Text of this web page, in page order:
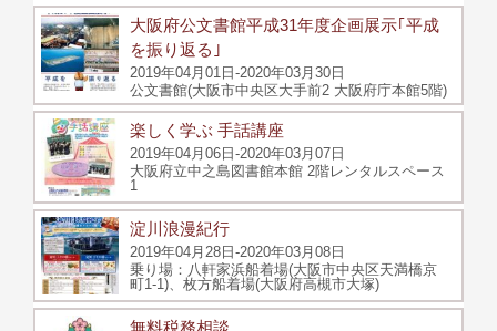
大阪府公文書館平成31年度企画展示｢平成
を振り返る｣
2019年04月01日-2020年03月30日
公文書館(大阪市中央区大手前2 大阪府庁本館5階)
楽しく学ぶ 手話講座
2019年04月06日-2020年03月07日
大阪府立中之島図書館本館 2階レンタルスペース
1
淀川浪漫紀行
2019年04月28日-2020年03月08日
乗り場：八軒家浜船着場(大阪市中央区天満橋京
町1-1)、枚方船着場(大阪府高槻市大塚)